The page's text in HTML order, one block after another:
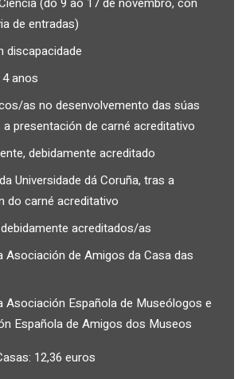
de entradas)
discapacidade
anos
as no desenvolvemento das súas
presentación de carné acreditativo
debidamente acreditado
Universidade dá Coruña, tras a
do carné acreditativo
acreditados/as
Asociación de Amigos da Casa das
Asociación Española de Museólogos e
Española de Amigos dos Museos
12,36 euros